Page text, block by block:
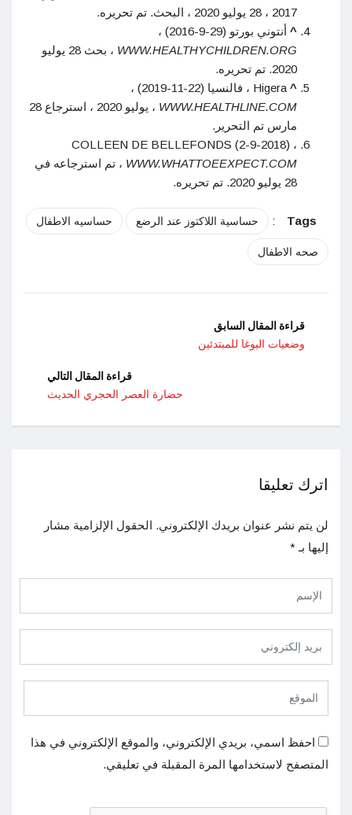
2017 ، 28 يوليو 2020 ، البحث. تم تحريره.
^ أنتوني بورتو (29-9-2016) ،
WWW.HEALTHYCHILDREN.ORG
، بحث 28 يوليو
2020. تم تحريره.
^ Higera ، فالنسيا (22-11-2019) ،
WWW.HEALTHLINE.COM
، يوليو 2020 ، استرجاع 28
مارس تم التحرير.
COLLEEN DE BELLEFONDS (2-9-2018) ،
WWW.WHATTOEEXPECT.COM ، تم استرجاعه في
28 يوليو 2020. تم تحريره.
Tags
: حساسية اللاكتوز عند الرضع حساسيه الاطفال
صحه الاطفال
قراءة المقال السابق
وضعيات اليوغا للمبتدئين
قراءة المقال التالي
حضارة العصر الحجري الحديث
اترك تعليقا
لن يتم نشر عنوان بريدك الإلكتروني. الحقول الإلزامية مشار
إليها بـ *
احفظ اسمي، بريدي الإلكتروني، والموقع الإلكتروني في هذا
المتصفح لاستخدامها المرة المقبلة في تعليقي.